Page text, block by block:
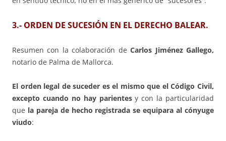
3.- ORDEN DE SUCESIÓN EN EL DERECHO BALEAR.
Resumen con la colaboración deCarlos Jiménez Gallego,
notario de Palma de Mallorca.
El orden legal de suceder es el mismo que el Código Civil,
excepto cuando no hay parientesy con la particularidad
que la pareja de hecho registrada se equipara al cónyuge
viudo: